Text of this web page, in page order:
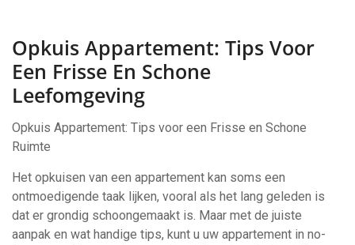
Opkuis Appartement: Tips Voor
Een Frisse En Schone
Leefomgeving
Opkuis Appartement: Tips voor een Frisse en Schone
Ruimte
Het opkuisen van een appartement kan soms een
ontmoedigende taak lijken, vooral als het lang geleden is
dat er grondig schoongemaakt is. Maar met de juiste
aanpak en wat handige tips, kunt u uw appartement in no-